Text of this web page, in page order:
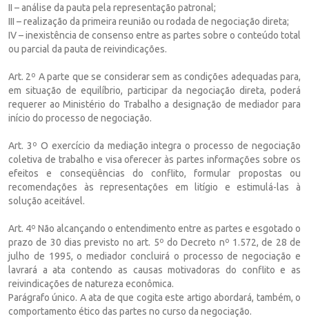
II – análise da pauta pela representação patronal;
III – realização da primeira reunião ou rodada de negociação direta;
IV – inexistência de consenso entre as partes sobre o conteúdo total
ou parcial da pauta de reivindicações.
Art. 2º A parte que se considerar sem as condições adequadas para,
em situação de equilíbrio, participar da negociação direta, poderá
requerer ao Ministério do Trabalho a designação de mediador para
início do processo de negociação.
Art. 3º O exercício da mediação integra o processo de negociação
coletiva de trabalho e visa oferecer às partes informações sobre os
efeitos e conseqüências do conflito, formular propostas ou
recomendações às representações em litígio e estimulá-las à
solução aceitável.
Art. 4º Não alcançando o entendimento entre as partes e esgotado o
prazo de 30 dias previsto no art. 5º do Decreto nº 1.572, de 28 de
julho de 1995, o mediador concluirá o processo de negociação e
lavrará a ata contendo as causas motivadoras do conflito e as
reivindicações de natureza econômica.
Parágrafo único. A ata de que cogita este artigo abordará, também, o
comportamento ético das partes no curso da negociação.